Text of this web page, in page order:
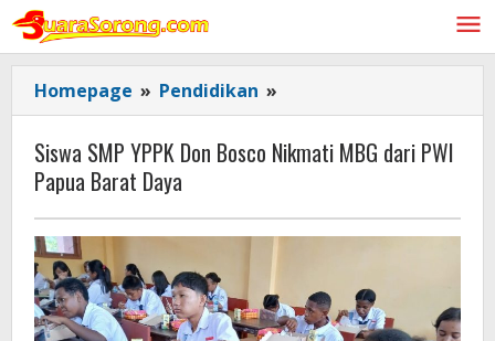
Lewati
konten
Homepage » Pendidikan »
SMP
YPPK
Don
Nikmati
PWI
Papua
Siswa SMP YPPK Don Bosco Nikmati MBG dari PWI
Papua Barat Daya